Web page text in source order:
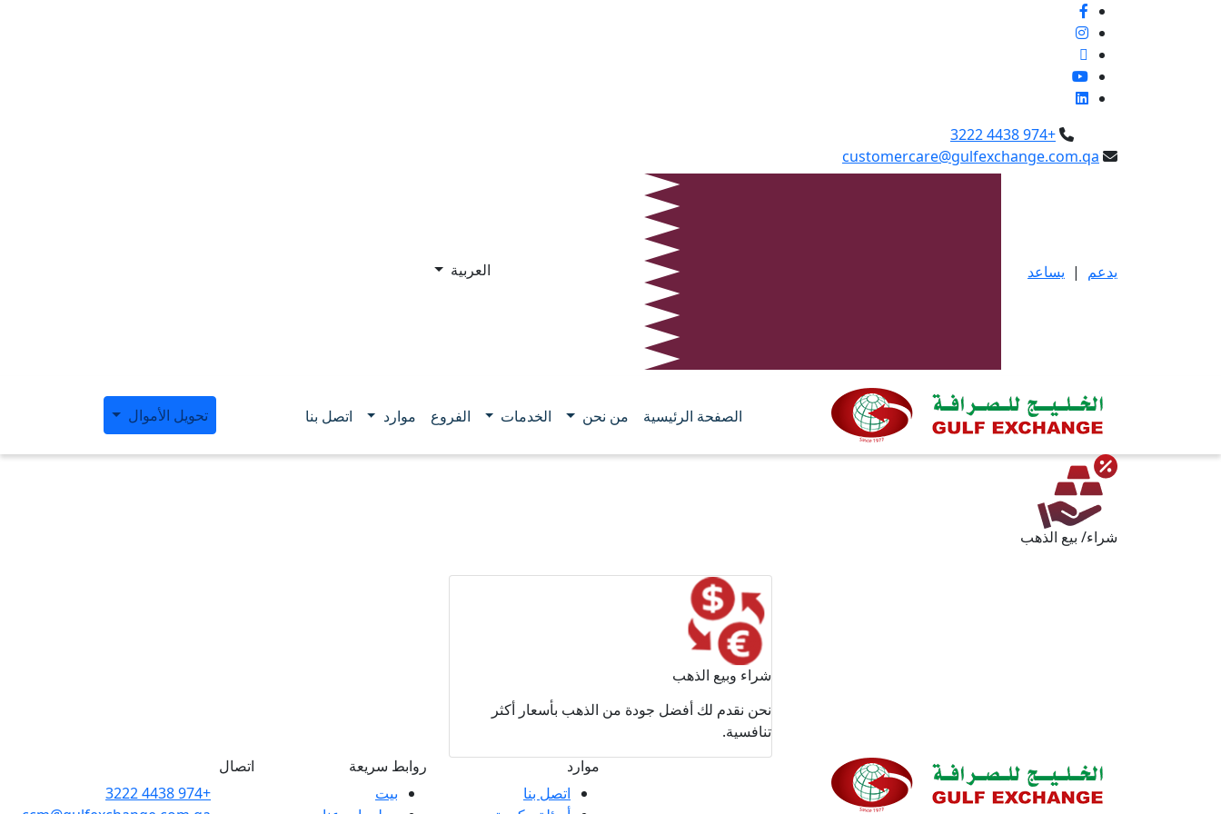
+974 4438 3222
customercare@gulfexchange.com.qa
يدعم | يساعد العربية
الصفحة الرئيسية من نحن الخدمات الفروع موارد اتصل بنا تحويل الأموال
شراء/ بيع الذهب
شراء وبيع الذهب
نحن نقدم لك أفضل جودة من الذهب بأسعار أكثر
تنافسية.
موارد
اتصل بنا
روابط سريعة
بيت
اتصال
+974 4438 3222